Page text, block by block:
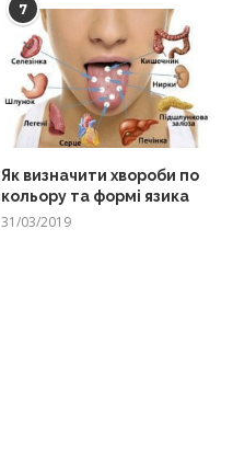
7
Як визначити хвороби по
кольору та формі язика
31/03/2019